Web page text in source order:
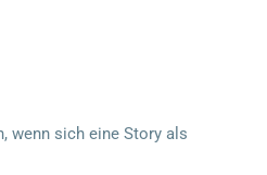
wenn sich eine Story als